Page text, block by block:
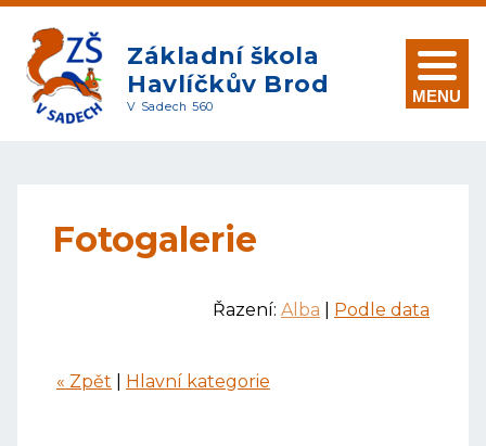
Základní škola
Havlíčkův Brod
V Sadech 560
MENU
Fotogalerie
Řazení: Alba Podle data
« Zpět Hlavní kategorie